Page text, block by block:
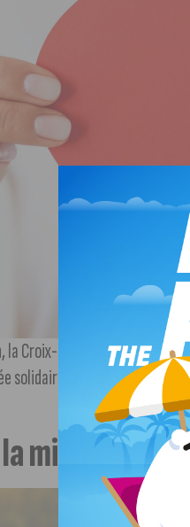
la Croix-Rouge française de
solidaire, festive et ouverte à
ministre du